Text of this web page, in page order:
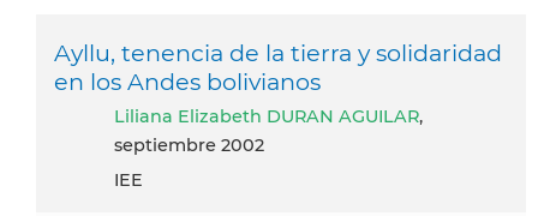
Ayllu, tenencia de la tierra y solidaridad
en los Andes bolivianos
Liliana Elizabeth DURAN AGUILAR,
septiembre 2002
IEE